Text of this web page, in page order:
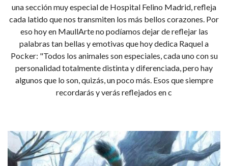
una sección muy especial de Hospital Felino Madrid, refleja
cada latido que nos transmiten los más bellos corazones. Por
eso hoy en MaullArte no podíamos dejar de reflejar las
palabras tan bellas y emotivas que hoy dedica Raquel a
Pocker: "Todos los animales son especiales, cada uno con su
personalidad totalmente distinta y diferenciada, pero hay
algunos que lo son, quizás, un poco más. Esos que siempre
recordarás y verás reflejados en c